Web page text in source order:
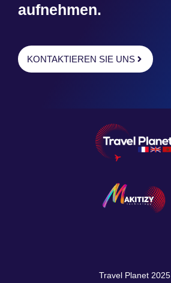
aufnehmen.
KONTAKTIEREN SIE UNS
Travel Planet 2025